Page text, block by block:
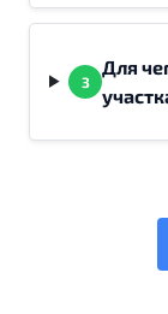
3
Для